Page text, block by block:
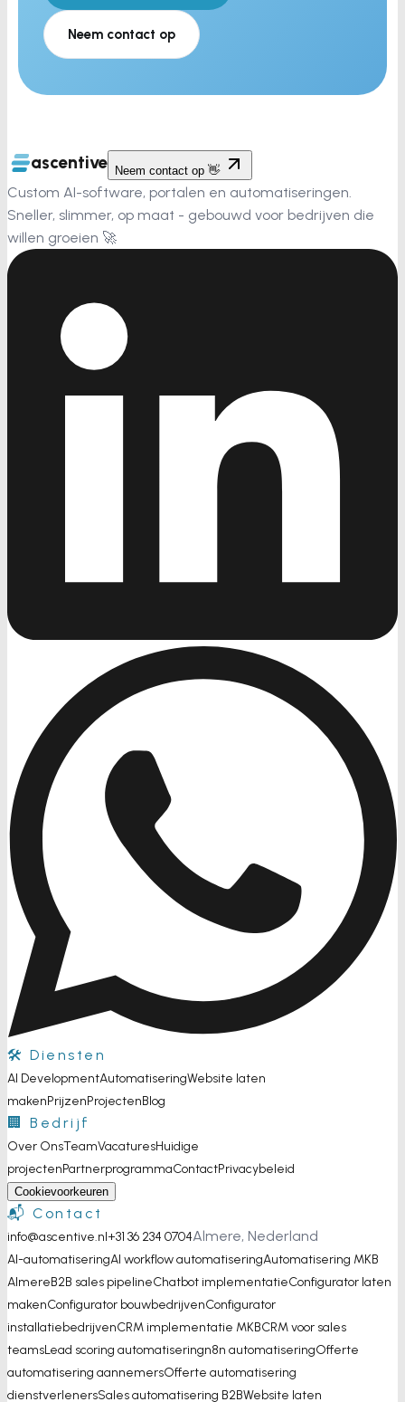
Neem contact op
ascentive Neem contact op 👋
Custom AI-software, portalen en automatiseringen.
Sneller, slimmer, op maat - gebouwd voor bedrijven die
willen groeien 🚀
🛠️ Diensten
AI DevelopmentAutomatiseringWebsite laten
makenPrijzenProjectenBlog
🏢 Bedrijf
Over OnsTeamVacaturesHuidige
projectenPartnerprogrammaContactPrivacybeleid
Cookievoorkeuren
📬 Contact
info@ascentive.nl+31 36 234 0704Almere, Nederland
AI-automatiseringAI workflow automatiseringAutomatisering MKB
AlmereB2B sales pipelineChatbot implementatieConfigurator laten
makenConfigurator bouwbedrijvenConfigurator
installatiebedrijvenCRM implementatie MKBCRM voor sales
teamsLead scoring automatiseringn8n automatiseringOfferte
automatisering aannemersOfferte automatisering
dienstverlenersSales automatisering B2BWebsite laten